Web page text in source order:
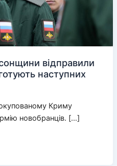
відправили
наступних
Криму
новобранців. […]